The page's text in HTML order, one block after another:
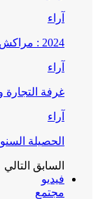
آراء
2024 : مراكش ضمن أربع مدن بالممكلة سجلت مامجموعه 656 قضية تتعلق بغسيل الأموال
آراء
غرفة
آراء
الحصيلة
السابق التالي
فيديو
مجتمع